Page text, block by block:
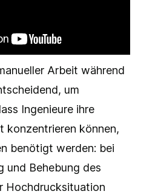
Arbeit während
um
Ingenieure ihre
konzentrieren können,
benötigt werden: bei
und Behebung des
Hochdrucksituation